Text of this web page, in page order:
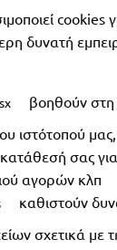
|
συναλλαγών
cookies
δυνατή
βοηθούν στη
ιστότοπού
σας
αγορών κλπ
καθιστούν
σχετικά με